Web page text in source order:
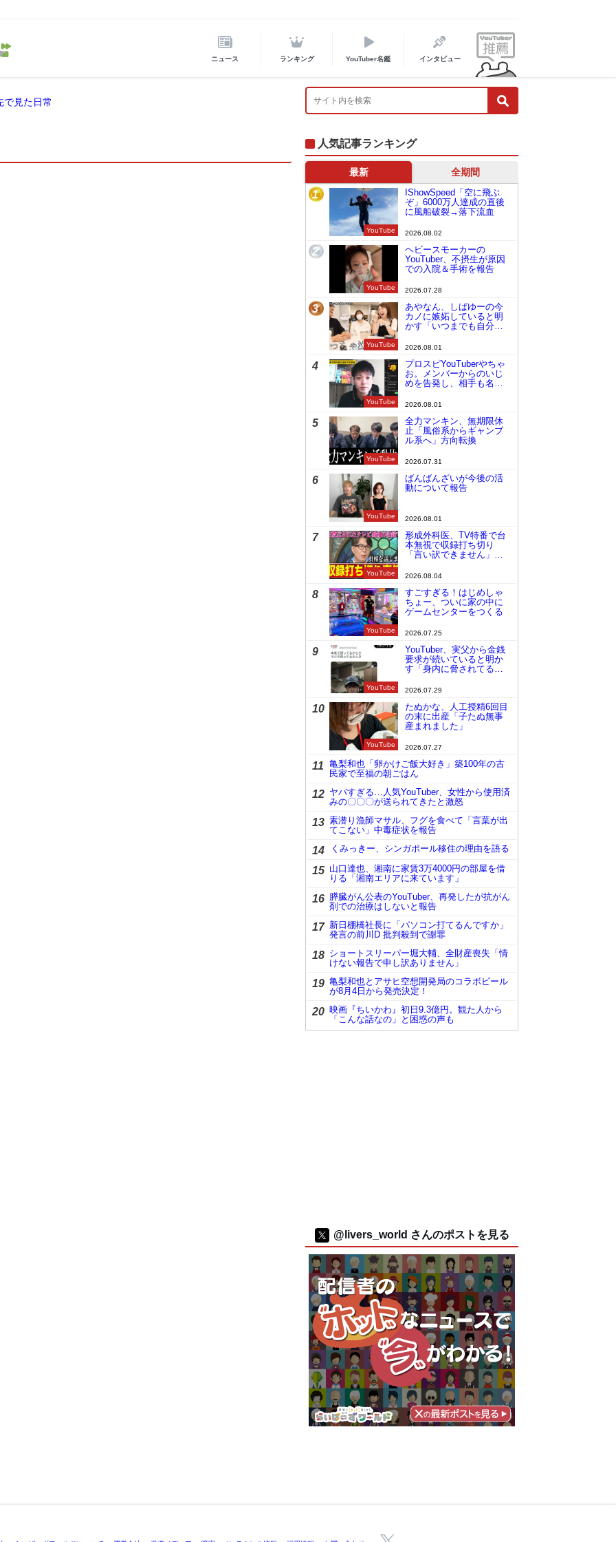
ニュース ランキング YouTuber名鑑 インタビュー
で見た日常
人気記事ランキング
最新 全期間
1
YouTube
IShowSpeed「空に飛ぶ
ぞ」6000万人達成の直後
に風船破裂→落下流血
2026.08.02
2
YouTube
ヘビースモーカーの
YouTuber、不摂生が原因
での入院＆手術を報告
2026.07.28
3
YouTube
あやなん、しばゆーの今
カノに嫉妬していると明
かす「いつまでも自分の
2026.08.01
4
YouTube
プロスピYouTuberやちゃ
お。メンバーからのいじ
めを告発し、相手も名指
2026.08.01
5
YouTube
全力マンキン、無期限休
止「風俗系からギャンブ
ル系へ」方向転換
2026.07.31
6
YouTube
ばんばんざいが今後の活
動について報告
2026.08.01
7
YouTube
形成外科医、TV特番で台
本無視で収録打ち切り
「言い訳できません」と
2026.08.04
8
YouTube
すごすぎる！はじめしゃ
ちょー、ついに家の中に
ゲームセンターをつくる
2026.07.25
9
YouTube
YouTuber、実父から金銭
要求が続いていると明か
す「身内に脅されてる
2026.07.29
10
YouTube
たぬかな、人工授精6回目
の末に出産「子たぬ無事
産まれました」
2026.07.27
11
亀梨和也「卵かけご飯大好き」築100年の古
民家で至福の朝ごはん
12 ヤバすぎる…人気YouTuber、女性から使用済
みの〇〇〇が送られてきたと激怒
13 素潜り漁師マサル、フグを食べて「言葉が出
てこない」中毒症状を報告
14 くみっきー、シンガポール移住の理由を語る
15 山口達也、湘南に家賃3万4000円の部屋を借
りる「湘南エリアに来ています」
16 膵臓がん公表のYouTuber、再発したが抗がん
剤での治療はしないと報告
17 新日棚橋社長に「パソコン打てるんですか」
発言の前川D 批判殺到で謝罪
18 ショートスリーパー堀大輔、全財産喪失「情
けない報告で申し訳ありません」
19 亀梨和也とアサヒ空想開発局のコラボビール
が8月4日から発売決定！
20 映画『ちいかわ』初日9.3億円。観た人から
「こんな話なの」と困惑の声も
@livers_world さんのポストを見る